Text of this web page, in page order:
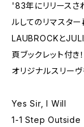
'83年にリリースさ
ルしてのリマスタ
LAUBROCKと
頁ブックレット付き！
オリジナルスリー
Yes Sir, I Will
1-1 Step Outside